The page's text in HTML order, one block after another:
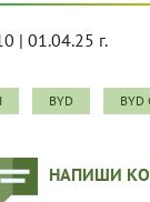
| 01.04.25 г.
BYD BYD
НАПИШИ